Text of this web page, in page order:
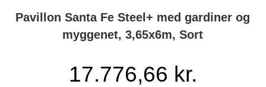
Pavillon Santa Fe Steel+ med gardiner og
myggenet, 3,65x6m, Sort
17.776,66 kr.